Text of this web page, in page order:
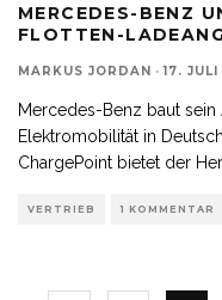
MERCEDES-BENZ
FLOTTEN-
MARKUS JORDAN · 17.
Mercedes-Benz baut
Elektromobilität in
ChargePoint bietet der
VERTRIEB 1 KOMMENTAR